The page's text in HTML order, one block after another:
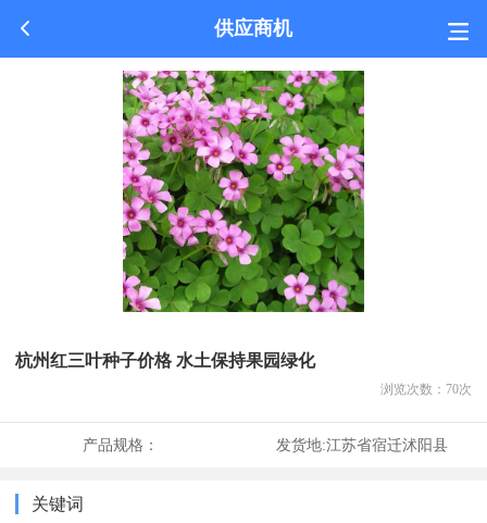
供应商机
杭州红三叶种子价格 水土保持果园绿化
浏览次数： 70次
产品规格： 发货地:江苏省宿迁沭阳县
关键词